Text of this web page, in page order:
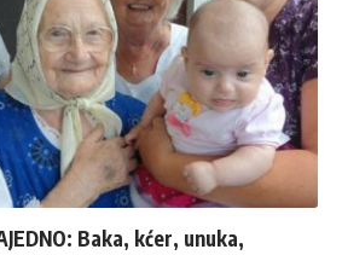
Baka, kćer, unuka,